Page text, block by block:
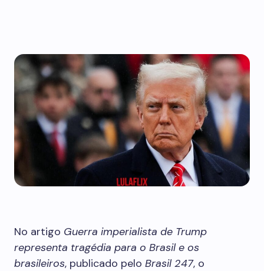
No artigo Guerra imperialista de Trump
representa tragédia para o Brasil e os
brasileiros, publicado pelo Brasil 247, o